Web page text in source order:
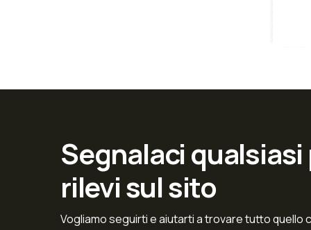
Segnalaci
rilevi sul sito
Vogliamo seguirti e aiutarti a trovare tutto quello